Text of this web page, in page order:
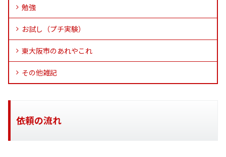
勉強
お試し（プチ実験）
東大阪市のあれやこれ
その他雑記
依頼の流れ